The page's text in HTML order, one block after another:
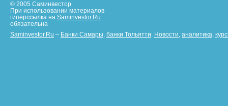
© 2005 Саминвестор
При использовании материалов
гиперссылка на Saminvestor.Ru
обязательна
Saminvestor.Ru – Банки Самары банки Тольятти Новости аналитика